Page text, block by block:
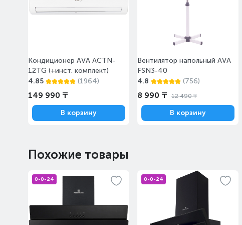
Айнабұлақ-2 шағын ауданы,
84/4
Кондиционер AVA ACTN-
12TG (+инст. комплект)
4.85
(1964)
149 990 ₸
В корзину
Вентилятор напольный AVA
FSN3-40
4.8
(756)
8 990 ₸ 12 490 ₸
В корзину
Похожие товары
0-0-24 0-0-24